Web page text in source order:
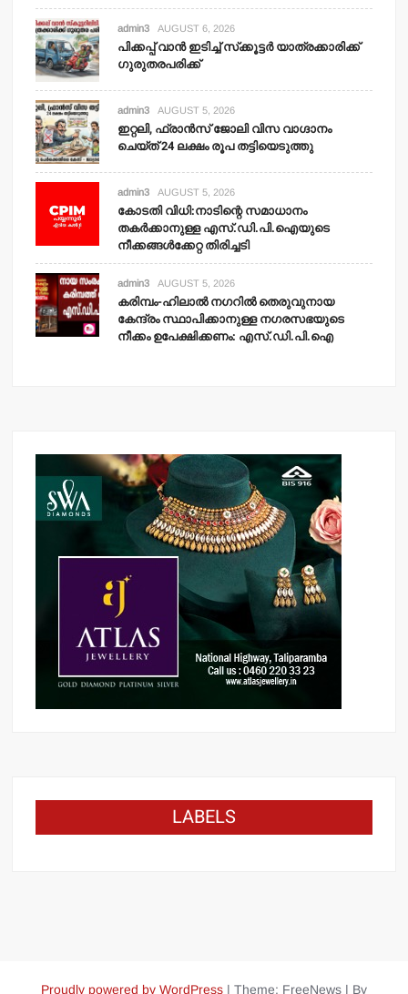
admin3 AUGUST 6, 2026
പിക്കപ്പ് വാന്‍ ഇടിച്ച് സ്‌ക്കൂട്ടര്‍ യാത്രക്കാരിക്ക്
ഗുരുതരപരിക്ക്
admin3 AUGUST 5, 2026
ഇറ്റലി, ഫ്രാന്‍സ് ജോലി വിസ വാഗ്ദാനം
ചെയ്ത് 24 ലക്ഷം രൂപ തട്ടിയെടുത്തു
admin3 AUGUST 5, 2026
കോടതി വിധി:നാടിന്റെ സമാധാനം
തകര്‍ക്കാനുള്ള എസ്.ഡി.പി.ഐയുടെ
നീക്കങ്ങള്‍ക്കേറ്റ തിരിച്ചടി
admin3 AUGUST 5, 2026
കരിമ്പം-ഹിലാല്‍ നഗറില്‍ തെരുവുനായ
കേന്ദ്രം സ്ഥാപിക്കാനുള്ള നഗരസഭയുടെ
നീക്കം ഉപേക്ഷിക്കണം: എസ്.ഡി.പി.ഐ
LABELS
Proudly powered by WordPress | Theme: FreeNews | By